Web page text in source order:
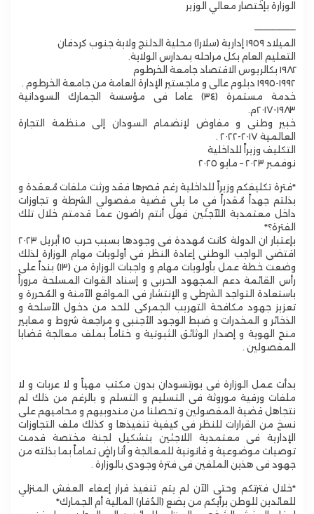
الوزارة بإختصار معالي الوزير
——————–
الميلاد ١٩٥٩ إدارية (سلارا) محلية الدلنج ولاية جنوب كردفان
التعليم العام بكل مراحله بمدارس الولاية.
١٩٨٢ بكالريوس الاقتصاد جامعة الخرطوم
١٩٩٢-١٩٩٥ دبلوم عالى و ماجستير الإدارة العامة من جامعة الخرطوم .
خدمة مستمرة (٣٤) عاما فى مؤسسة الجمارك السودانية
١٩٨٣-٢٠١٧م.
خبير وطنى و مفاوض لإنضمام السودان إلى منظمة التجارة
العالمية ٢٠١٧-٢٠٢٢ .
التكليف وزيراً للداخلية
نوفمبر ٢٠٢٣ – مايو ٢٠٢٥
‎*فترة تكليفكم وزيراً للداخلية رغم قصرها فقد ورثت ملفات مُعقدة و
بذلتم جهداً مُقدراً في ما يلي قضية مفصولي الشرطة و تجاوزات
داخل معتمدية اللآجئين فهل أنتم راضون عما قدمتم خلال تلك
الفترة؟*
بإعتبار ان الدولة كانت مُهددة فى وجودها بسبب حرب ١٥ أبريل ٢٠٢٣
اقتضى الواجب الوطنى إعادة النظر فى أولويات مهام الوزارة لذلك
وضعت خطة عمل بأولويات مهام و واجبات الوزارة من (١٣) بنداً على
رأس القائمة دعم المجهود الحربى و إسناد القوات المسلحة مروراً
باستعادة التواجد الشرطى و الإنتشار فى المواقع الآمنة و المُحررة و
تعزيز جهود مكافحة التهريب الجمركى للحد من دخول الأسلحة و
الذخائر و المخدرات و ضبط الوجود الأجنبى و مراجعة شروط و معايير
منح الهوية و إصدار الوثائق الثبوتية و ختاماً بملف معالجة قضايا
المفصولين .
بدأت عمل الوزارة فى بورتسودان بدون مكتب مهياً و لا عربات و لا
ملفات ورقية موروثة فى التسليم و التسلم و بالرغم من ذلك لم
نتجاهل قضية المفصولين و تحصلنا من مندوبيهم و محاميهم على
نسخ من القرارات للنظر فى كيفية تنفيذها و كذلك ملف التجاوزات
الإدارية فى معتمدية اللاجئين بتشكيل لجنة مختصة قدمت
توصيات موضوعية و قانونية للمعالجة و أنا راضٍ تماماً بما بذلته من
جهود فى هذين الملفين فى فترة وجودى بالوزارة .
‎*خلال فترتكم وحتى الآن لم يتم تنفيذ قرار إعفاء العفش المنزلي
للعائدين للوطن برأيكم من يضع (الدُقار) المالية أم الجمارك*